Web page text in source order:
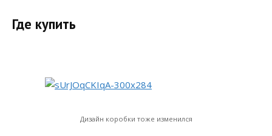
Где купить
Дизайн коробки тоже изменился